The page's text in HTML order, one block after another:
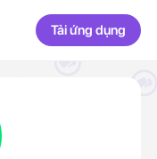
Tải ứng dụng